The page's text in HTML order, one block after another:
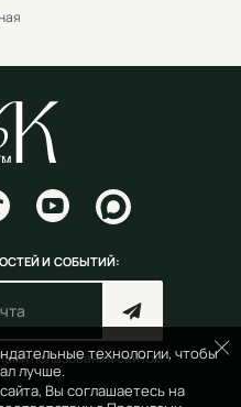
технологии, чтобы
лучше.
Вы соглашаетесь на
И СОБЫТИЙ:
пользования сайтом